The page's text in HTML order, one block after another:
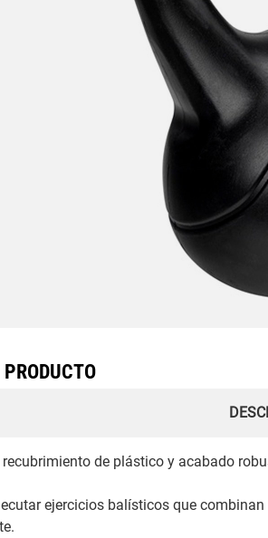
de plástico y acabado
ejercicios balísticos que